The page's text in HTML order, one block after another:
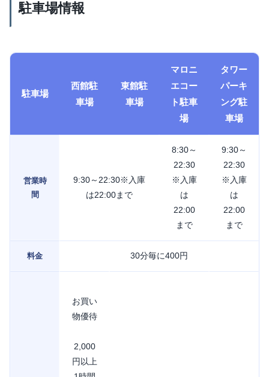
駐車場情報
駐車場
西館駐
車場
東館駐
車場
マロニ
エコー
ト駐車
場
タワー
パーキ
ング駐
車場
営業時
間
9:30～22:30※入庫
は22:00まで
8:30～
22:30
※入庫
は
22:00
まで
9:30～
22:30
※入庫
は
22:00
まで
料金 30分毎に400円
お買い
物優待
2,000
円以上